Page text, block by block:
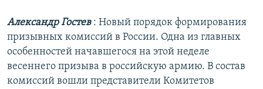
ПОДПИШИТЕСЬ НА РАССЫЛКУ
СОЦИАЛЬНЫЕ СЕТИ
Александр Гостев : Новый порядок формирования
призывных комиссий в России. Одна из главных
особенностей начавшегося на этой неделе
весеннего призыва в российскую армию. В состав
комиссий вошли представители Комитетов